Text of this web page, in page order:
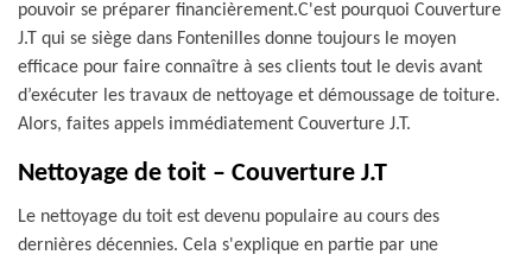
pouvoir se préparer financièrement.C'est pourquoi Couverture
J.T qui se siège dans Fontenilles donne toujours le moyen
efficace pour faire connaître à ses clients tout le devis avant
d’exécuter les travaux de nettoyage et démoussage de toiture.
Alors, faites appels immédiatement Couverture J.T.
Nettoyage de toit – Couverture J.T
Le nettoyage du toit est devenu populaire au cours des
dernières décennies. Cela s'explique en partie par une